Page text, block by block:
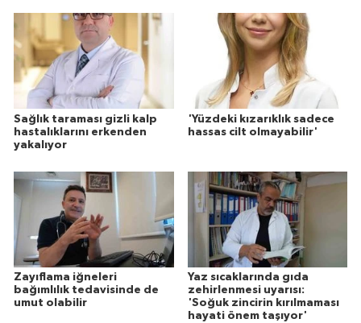
Sağlık taraması gizli kalp
hastalıklarını erkenden
yakalıyor
'Yüzdeki kızarıklık sadece
hassas cilt olmayabilir'
Zayıflama iğneleri
bağımlılık tedavisinde de
umut olabilir
Yaz sıcaklarında gıda
zehirlenmesi uyarısı:
'Soğuk zincirin kırılmaması
hayati önem taşıyor'